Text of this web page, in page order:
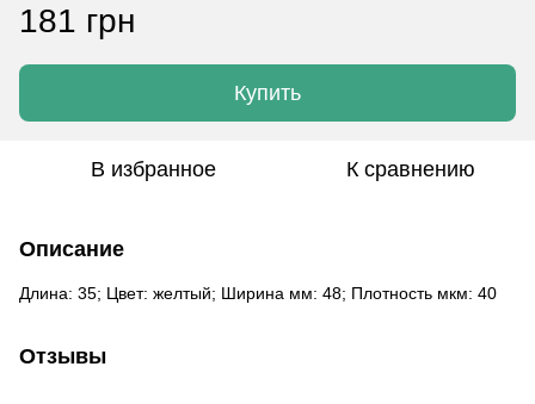
181 грн
Купить
В избранное К сравнению
Описание
Длина: 35; Цвет: желтый; Ширина мм: 48; Плотность мкм: 40
Отзывы